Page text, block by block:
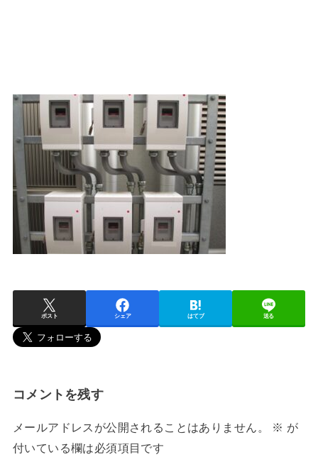
ポスト シェア はてブ 送る
コメントを残す
メールアドレスが公開されることはありません。 ※ が
付いている欄は必須項目です